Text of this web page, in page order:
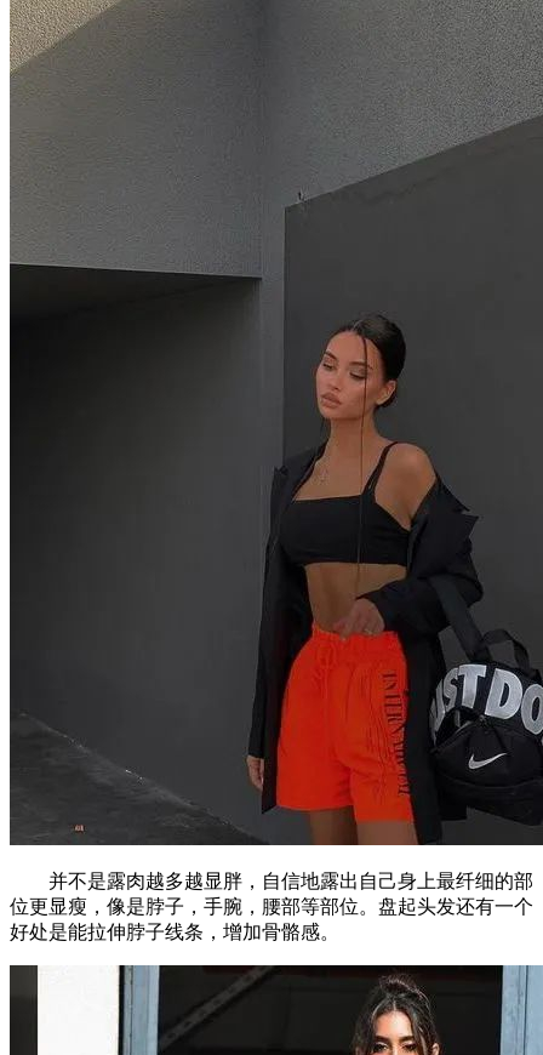
并不是露肉越多越显胖，自信地露出自己身上最纤细的部
位更显瘦，像是脖子，手腕，腰部等部位。盘起头发还有一个
好处是能拉伸脖子线条，增加骨骼感。